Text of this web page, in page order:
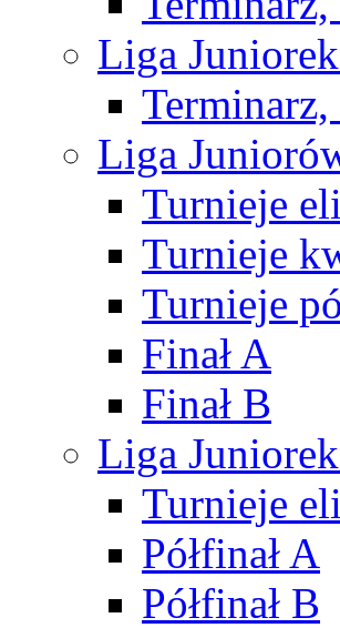
Liga
Liga
Turnieje
Turnieje
Turnieje
Finał A
Finał B
Liga
Turnieje
Półfinał A
Półfinał B